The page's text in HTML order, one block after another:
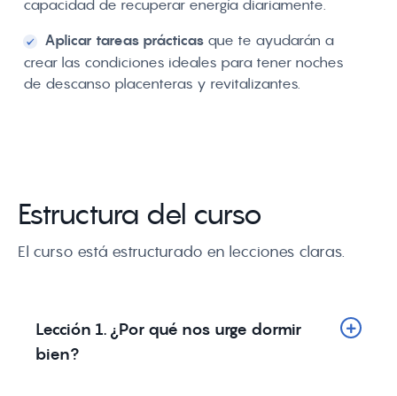
capacidad de recuperar energía diariamente.
Aplicar tareas prácticas que te ayudarán a
crear las condiciones ideales para tener noches
de descanso placenteras y revitalizantes.
Estructura del curso
El curso está estructurado en lecciones claras.
Lección 1. ¿Por qué nos urge dormir
bien?